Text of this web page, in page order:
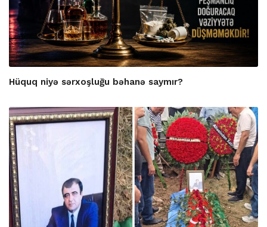
Hüquq niyə sərxoşluğu bəhanə saymır?